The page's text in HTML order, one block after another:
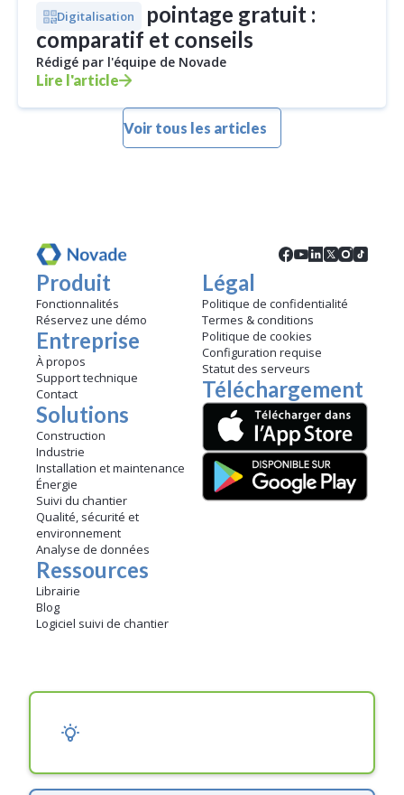
Digitalisation
Logiciel de pointage gratuit :
comparatif et conseils
Rédigé par l'équipe de Novade
Lire l'article
Voir tous les articles
Produit
Fonctionnalités
Réservez une démo
Entreprise
À propos
Support technique
Contact
Solutions
Construction
Industrie
Installation et maintenance
Énergie
Suivi du chantier
Qualité, sécurité et
environnement
Analyse de données
Ressources
Librairie
Blog
Logiciel suivi de chantier
Légal
Politique de confidentialité
Termes & conditions
Politique de cookies
Configuration requise
Statut des serveurs
Téléchargement